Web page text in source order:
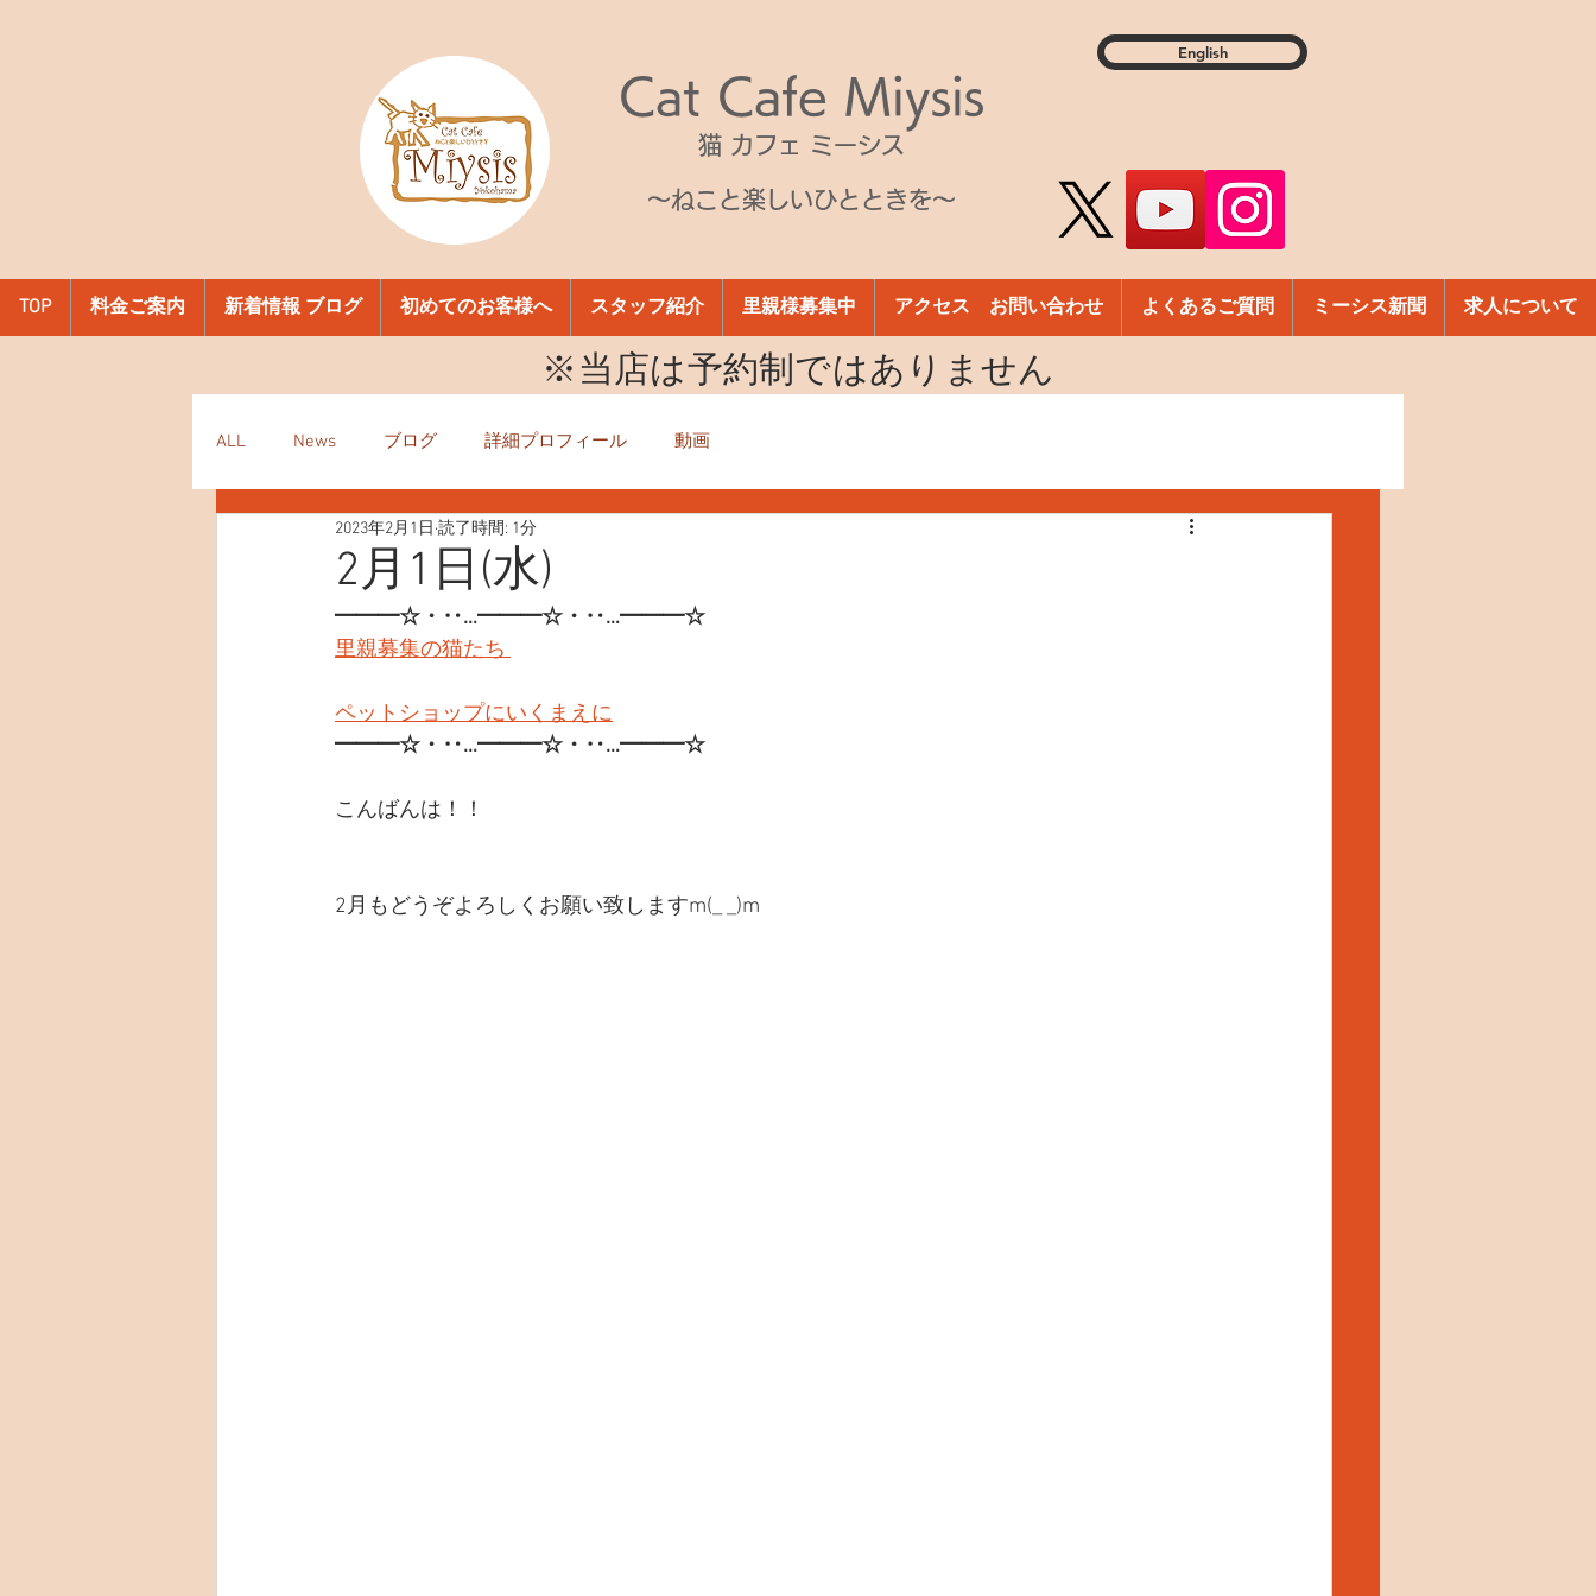
Cat Cafe Miysis
猫 カフェ ミーシス
～ねこと楽しいひとときを～
English
TOP 料金ご案内 新着情報 ブログ 初めてのお客様へ スタッフ紹介 里親様募集中 アクセス お問い合わせ よくあるご質問 ミーシス新聞 求人について
​※当店は予約制ではありません
ALL News ブログ 詳細プロフィール 動画
2月1日(水)
2023年2月1日 読了時間: 1分
━━━☆・‥…━━━☆・‥…━━━☆
里親募集の猫たち
ペットショップにいくまえに
━━━☆・‥…━━━☆・‥…━━━☆
こんばんは！！
2月もどうぞよろしくお願い致しますm(_ _)m